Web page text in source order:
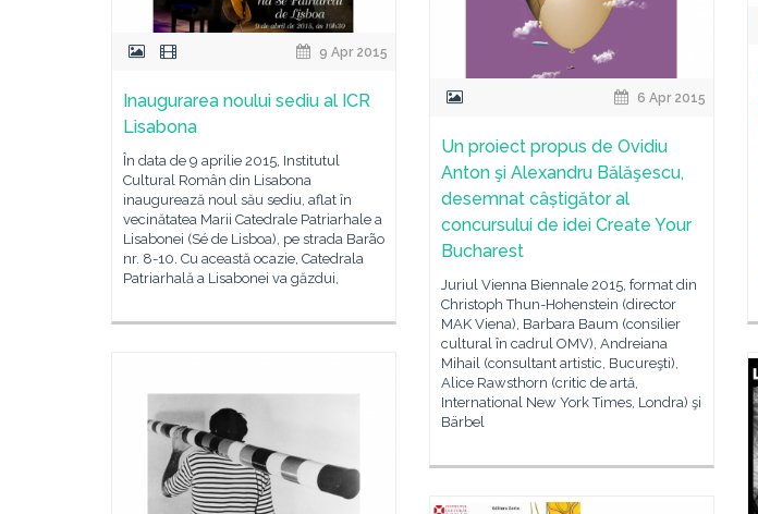
9 Apr 2015
Inaugurarea noului sediu al ICR
Lisabona
În data de 9 aprilie 2015, Institutul
Cultural Român din Lisabona
inaugurează noul său sediu, aflat în
vecinătatea Marii Catedrale Patriarhale a
Lisabonei (Sé de Lisboa), pe strada Barão
nr. 8-10. Cu această ocazie, Catedrala
Patriarhală a Lisabonei va găzdui,
6 Apr 2015
Un proiect propus de Ovidiu
Anton şi Alexandru Bălăşescu,
desemnat câștigător al
concursului de idei Create Your
Bucharest
Juriul Vienna Biennale 2015, format din
Christoph Thun-Hohenstein (director
MAK Viena), Barbara Baum (consilier
cultural în cadrul OMV), Andreiana
Mihail (consultant artistic, Bucureşti),
Alice Rawsthorn (critic de artă,
International New York Times, Londra) şi
Bärbel